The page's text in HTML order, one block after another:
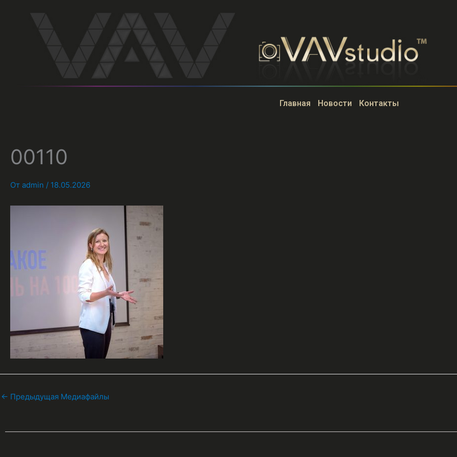
содержимому
Главная Новости Контакты
00110
От admin / 18.05.2026
← Предыдущая Медиафайлы